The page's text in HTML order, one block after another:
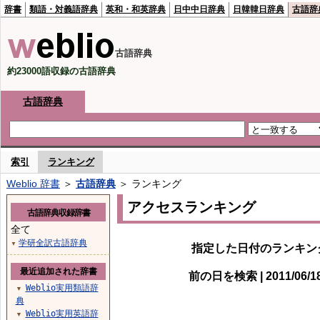
辞書 類語・対義語辞典 英和・和英辞典 日中中日辞典 日韓韓日辞典 古語辞
古語辞典
約23000語収録の古語辞典
古語辞典
索引 ランキング
Weblio 辞書 ＞ 古語辞典 ＞ ランキング
アクセスランキング
指定した日付のランキ
前の日を検索 | 2011/06/
古語辞典収録辞書
全て
▼ 学研全訳古語辞典
最近追加された辞書
▼
Weblio実用類語辞
典
▼ Weblio実用英語辞